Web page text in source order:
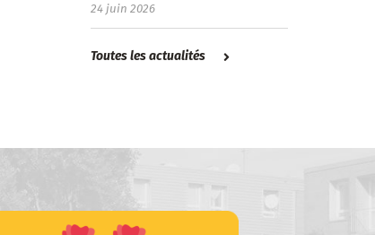
24 juin 2026
Toutes les actualités